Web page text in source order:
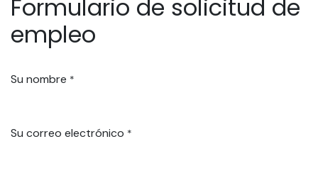
Formulario de solicitud de
empleo
Su nombre *
Su correo electrónico *